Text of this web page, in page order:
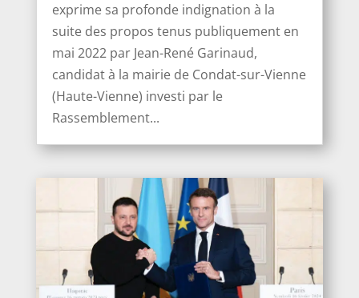
exprime sa profonde indignation à la
suite des propos tenus publiquement en
mai 2022 par Jean-René Garinaud,
candidat à la mairie de Condat-sur-Vienne
(Haute-Vienne) investi par le
Rassemblement...